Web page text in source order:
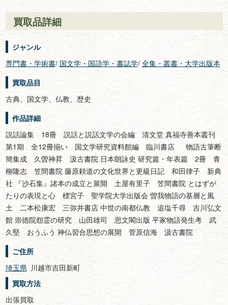
買取品詳細
ジャンル
専門書・学術書/ 国文学・国語学・書誌学/ 全集・叢書・大学出版本
買取品目
古典、国文学、仏教、歴史
作品詳細
説話論集 18冊 説話と説話文学の会編 清文堂 真福寺善本叢刊
第1期 全12冊揃い 国文学研究資料館編 臨川書店 物語古筆断
簡集成 久曽神昇 汲古書院 日本朗詠史 研究篇・年表篇 2冊 青
柳隆志 笠間書院 藤原頼道の文化世界と更級日記 和田律子 新典
社 『沙石集』諸本の成立と展開 土屋有里子 笠間書院 とはずが
たりの表現と心 標宮子 聖学院大学出版会 曽我物語の基層と風
土 二本松康宏 三弥井書店 中世の南都仏教 追塩千尋 吉川弘文
館 崇徳院怨霊の研究 山田雄司 思文閣出版 平家物語発生考 武
久堅 おうふう 神仏習合思想の展開 菅原信海 汲古書院
ご住所
埼玉県 川越市吉田新町
買取方法
出張買取